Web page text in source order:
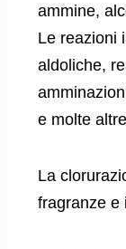
ammine,
Le reazioni
aldoliche,
e molte
La
fragranze e